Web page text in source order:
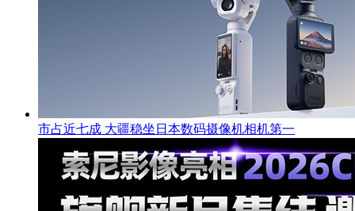
市占近七成 大疆稳坐日本数码摄像机相机第一